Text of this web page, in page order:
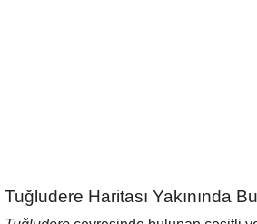
Tuğludere Haritası Yakınında